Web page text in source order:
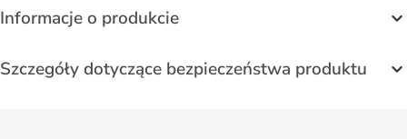
Informacje o produkcie
Szczegóły dotyczące bezpieczeństwa produktu